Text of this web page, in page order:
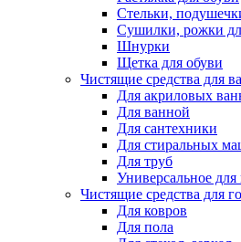
Стельки,
Сушилки, рожки
Шнурки
Щетка для обуви
Чистящие средства для
Для акриловых
Для ванной
Для сантехники
Для стиральных
Для труб
Универсальное для
Чистящие средства для
Для ковров
Для пола